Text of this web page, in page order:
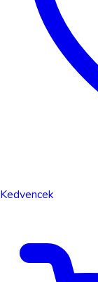
Kedvencek